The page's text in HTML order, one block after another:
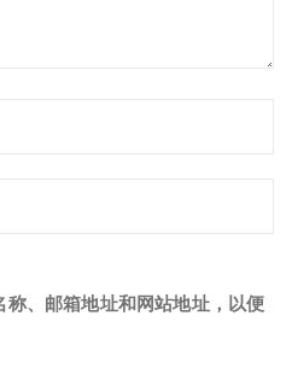
、邮箱地址和网站地址，以便